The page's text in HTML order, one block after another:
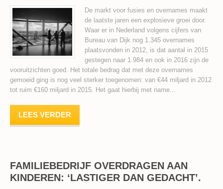
De markt voor fusies en overnames maakt
de laatste jaren een explosieve groei door.
Waar er in Nederland volgens cijfers van
Bureau van Dijk nog 1.345 overnames
plaatsvonden in 2012, is dat aantal in 2015
gestegen naar 1.984 en ook in 2016 zijn de
vooruitzichten goed. Het totale bedrag dat met deze overnames
gemoeid ging is nog veel sterker toegenomen: van €44 miljard in 2012
tot ruim €160 miljard in 2015. Het gaat hierbij met name...
LEES VERDER
FAMILIEBEDRIJF OVERDRAGEN AAN
KINDEREN: ‘LASTIGER DAN GEDACHT’.